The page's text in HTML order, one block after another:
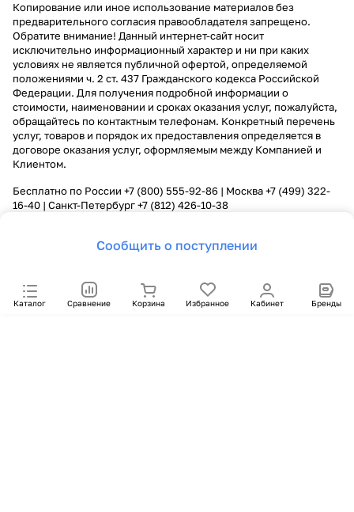
Сообщить о поступлении
Каталог Сравнение Корзина Избранное Кабинет Бренды
Копирование или иное использование материалов без
предварительного согласия правообладателя запрещено.
Обратите внимание! Данный интернет-сайт носит
исключительно информационный характер и ни при каких
условиях не является публичной офертой, определяемой
положениями ч. 2 ст. 437 Гражданского кодекса Российской
Федерации. Для получения подробной информации о
стоимости, наименовании и сроках оказания услуг, пожалуйста,
обращайтесь по контактным телефонам. Конкретный перечень
услуг, товаров и порядок их предоставления определяется в
договоре оказания услуг, оформляемым между Компанией и
Клиентом.
Бесплатно по России +7 (800) 555-92-86 | Москва+7 (499) 322-
16-40 | Санкт-Петербург+7 (812) 426-10-38